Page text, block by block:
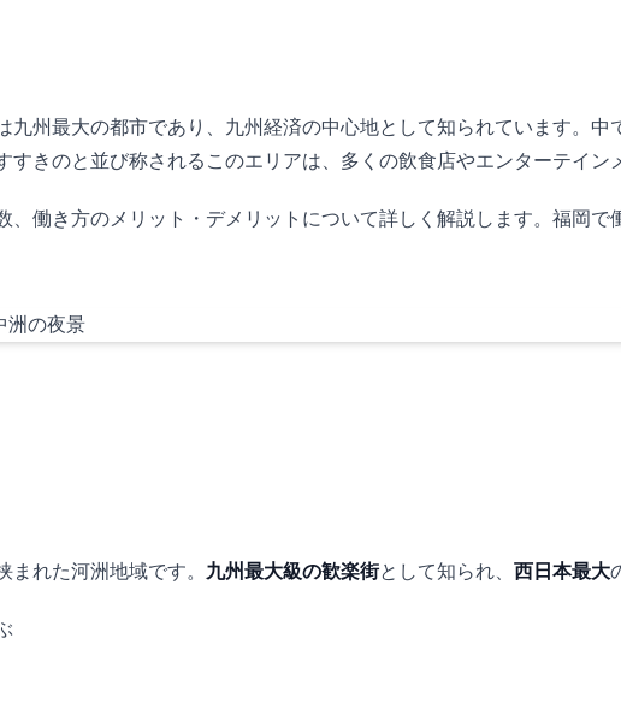
九州最大の都市であり、九州経済の中心地として知られています。中
きのと並び称されるこのエリアは、多くの飲食店やエンターテイン
働き方のメリット・デメリットについて詳しく解説します。福岡
れた河洲地域です。 九州最大級の歓楽街として知られ、 西日本最大